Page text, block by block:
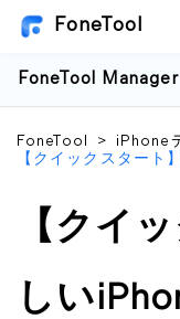
FoneTool
FoneTool Manager
FoneTool > iPhone
【クイックスタート
【クイ
しい